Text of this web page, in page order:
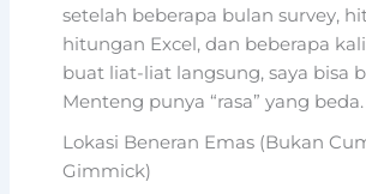
setelah beberapa bulan survey,
hitungan Excel, dan beberapa
buat liat-liat langsung, saya bisa
Menteng punya “rasa” yang beda.
Lokasi Beneran Emas (Bukan
Gimmick)